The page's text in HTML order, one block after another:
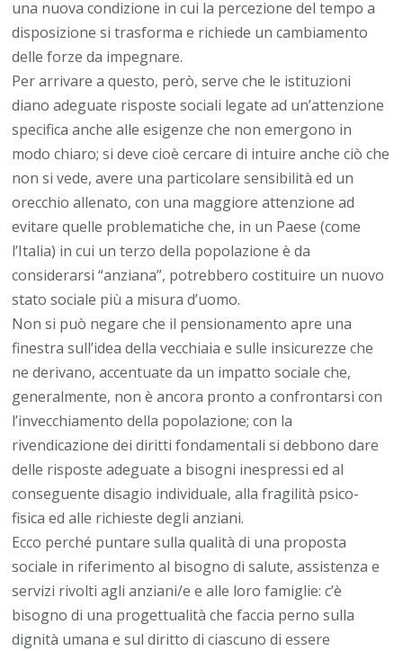
una nuova condizione in cui la percezione del tempo a
disposizione si trasforma e richiede un cambiamento
delle forze da impegnare.
Per arrivare a questo, però, serve che le istituzioni
diano adeguate risposte sociali legate ad un’attenzione
specifica anche alle esigenze che non emergono in
modo chiaro; si deve cioè cercare di intuire anche ciò che
non si vede, avere una particolare sensibilità ed un
orecchio allenato, con una maggiore attenzione ad
evitare quelle problematiche che, in un Paese (come
l’Italia) in cui un terzo della popolazione è da
considerarsi “anziana”, potrebbero costituire un nuovo
stato sociale più a misura d’uomo.
Non si può negare che il pensionamento apre una
finestra sull’idea della vecchiaia e sulle insicurezze che
ne derivano, accentuate da un impatto sociale che,
generalmente, non è ancora pronto a confrontarsi con
l’invecchiamento della popolazione; con la
rivendicazione dei diritti fondamentali si debbono dare
delle risposte adeguate a bisogni inespressi ed al
conseguente disagio individuale, alla fragilità psico-
fisica ed alle richieste degli anziani.
Ecco perché puntare sulla qualità di una proposta
sociale in riferimento al bisogno di salute, assistenza e
servizi rivolti agli anziani/e e alle loro famiglie: c’è
bisogno di una progettualità che faccia perno sulla
dignità umana e sul diritto di ciascuno di essere